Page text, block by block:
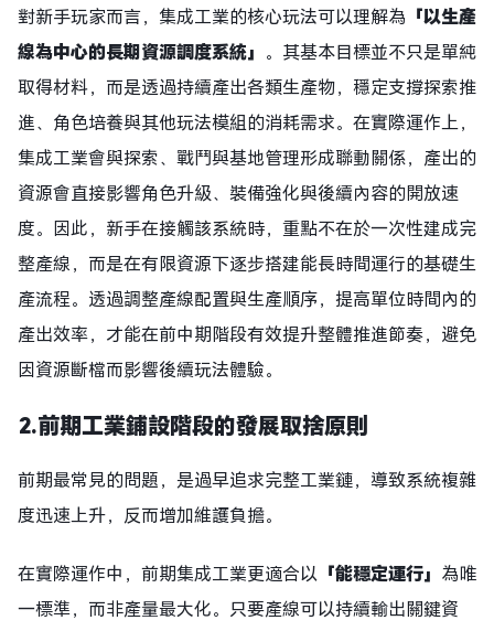
對新手玩家而言，集成工業的核心玩法可以理解為 「以生產
線為中心的長期資源調度系統」 。其基本目標並不只是單純
取得材料，而是透過持續產出各類生產物，穩定支撐探索推
進、角色培養與其他玩法模組的消耗需求。在實際運作上，
集成工業會與探索、戰鬥與基地管理形成聯動關係，產出的
資源會直接影響角色升級、裝備強化與後續內容的開放速
度。因此，新手在接觸該系統時，重點不在於一次性建成完
整產線，而是在有限資源下逐步搭建能長時間運行的基礎生
產流程。透過調整產線配置與生產順序，提高單位時間內的
產出效率，才能在前中期階段有效提升整體推進節奏，避免
因資源斷檔而影響後續玩法體驗。
2.前期工業鋪設階段的發展取捨原則
前期最常見的問題，是過早追求完整工業鏈，導致系統複雜
度迅速上升，反而增加維護負擔。
在實際運作中，前期集成工業更適合以 「能穩定運行」 為唯
一標準，而非產量最大化。只要產線可以持續輸出關鍵資